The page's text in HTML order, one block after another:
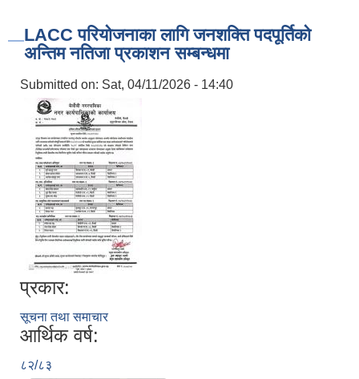
LACC परियोजनाका लागि जनशक्ति पदपूर्तिको
अन्तिम नतिजा प्रकाशन सम्बन्धमा
Submitted on: Sat, 04/11/2026 - 14:40
प्रकार:
सूचना तथा समाचार
आर्थिक वर्ष:
८२/८३